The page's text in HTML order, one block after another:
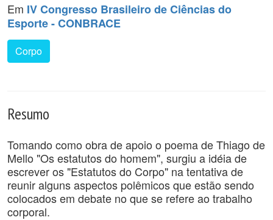
Em IV Congresso Brasileiro de Ciências do
Esporte - CONBRACE
Corpo
Resumo
Tomando como obra de apoio o poema de Thiago de
Mello "Os estatutos do homem", surgiu a idéia de
escrever os "Estatutos do Corpo" na tentativa de
reunir alguns aspectos polêmicos que estão sendo
colocados em debate no que se refere ao trabalho
corporal.